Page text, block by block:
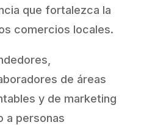
que fortalezca la
comercios locales.
de áreas
y de marketing
a personas